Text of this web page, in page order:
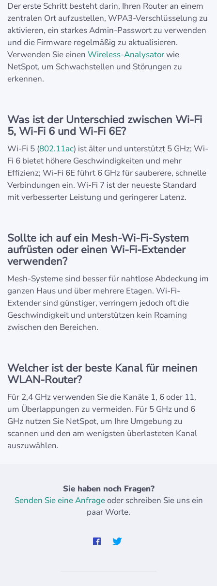
Der erste Schritt besteht darin, Ihren Router an einem
zentralen Ort aufzustellen, WPA3-Verschlüsselung zu
aktivieren, ein starkes Admin-Passwort zu verwenden
und die Firmware regelmäßig zu aktualisieren.
Verwenden Sie einen Wireless-Analysatorwie
NetSpot, um Schwachstellen und Störungen zu
erkennen.
Was ist der Unterschied zwischen Wi-Fi
5, Wi-Fi 6 und Wi-Fi 6E?
Wi-Fi 5 (802.11ac) ist älter und unterstützt 5 GHz; Wi-
Fi 6 bietet höhere Geschwindigkeiten und mehr
Effizienz; Wi-Fi 6E führt 6 GHz für sauberere, schnelle
Verbindungen ein. Wi-Fi 7 ist der neueste Standard
mit verbesserter Leistung und geringerer Latenz.
Sollte ich auf ein Mesh-Wi-Fi-System
aufrüsten oder einen Wi-Fi-Extender
verwenden?
Mesh-Systeme sind besser für nahtlose Abdeckung im
ganzen Haus und über mehrere Etagen. Wi-Fi-
Extender sind günstiger, verringern jedoch oft die
Geschwindigkeit und unterstützen kein Roaming
zwischen den Bereichen.
Welcher ist der beste Kanal für meinen
WLAN-Router?
Für 2,4 GHz verwenden Sie die Kanäle 1, 6 oder 11,
um Überlappungen zu vermeiden. Für 5 GHz und 6
GHz nutzen Sie NetSpot, um Ihre Umgebung zu
scannen und den am wenigsten überlasteten Kanal
auszuwählen.
Sie haben noch Fragen?
Senden Sie eine Anfrageoder schreiben Sie uns ein
paar Worte.